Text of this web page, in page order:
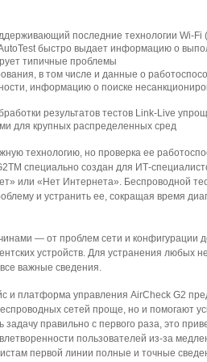
последние технологии Wi-Fi
быстро выдает информацию о
типичные проблемы
в том числе и данные о
информацию о поиске
результатов тестов Link-Live
для крупных распределенных сред
технологию, но проверка ее
специально создан для ИТ-
или «Нет Интернета». Беспроводной
и устранить ее, сокращая время
— от проблем сети и конфигурации
устройств. Для устранения любых
важные сведения.
и платформа управления AirCheck G2
сетей проще, но и помогают
правильно с первого раза, это
пользователей из-за
первой линии полные и точные